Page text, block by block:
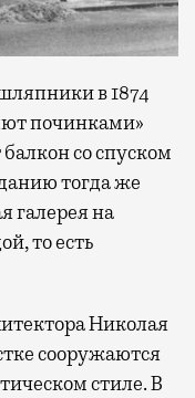
в 1874
починками»
со спуском
тогда же
галерея на
то есть
Николая
сооружаются
стиле. В